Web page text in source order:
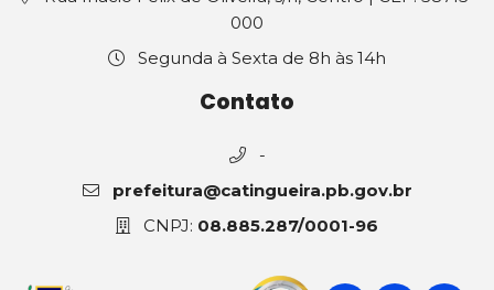
000
Segunda à Sexta de 8h às 14h
Contato
-
prefeitura@catingueira.pb.gov.br
CNPJ: 08.885.287/0001-96